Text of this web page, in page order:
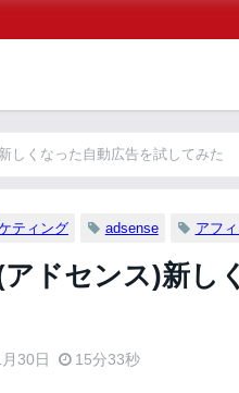
しくなった自動広告を試してみた
ティング adsense アフ
ドセンス)新し
30日 15分33秒